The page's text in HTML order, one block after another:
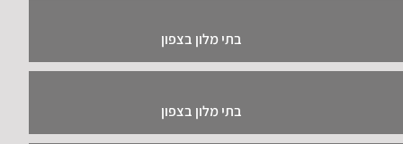
בתי מלון בצפון
בתי מלון בצפון